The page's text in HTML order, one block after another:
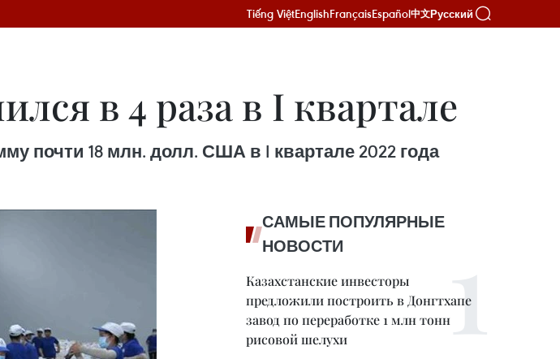
Tiếng ViệtEnglishFrançaisEspañol中文Русский
в 4 раза в I квартале
почти 18 млн. долл. США в I квартале 2022 года
САМЫЕ ПОПУЛЯРНЫЕ
НОВОСТИ
Казахстанские инвесторы
предложили построить в Донгтхапе
завод по переработке 1 млн тонн
рисовой шелухи